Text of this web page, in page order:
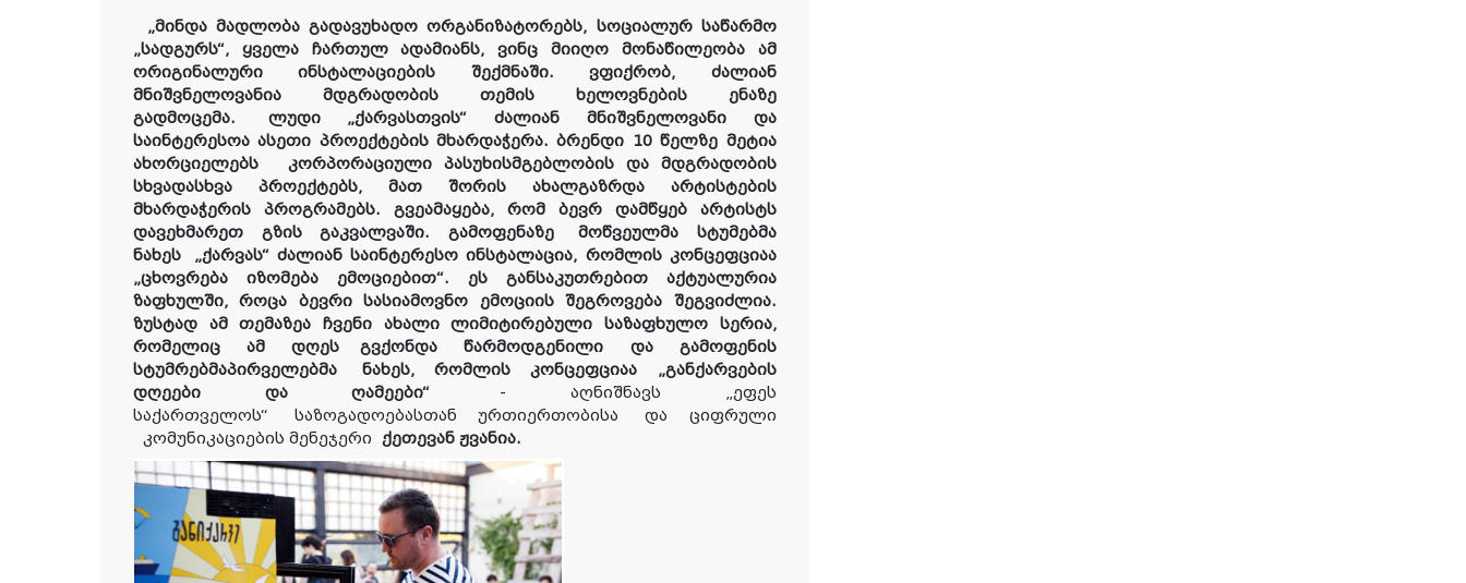
„მინდა მადლობა გადავუხადო ორგანიზატორებს, სოციალურ საწარმო
„სადგურს“, ყველა ჩართულ ადამიანს, ვინც მიიღო მონაწილეობა ამ
ორიგინალური ინსტალაციების შექმნაში. ვფიქრობ, ძალიან
მნიშვნელოვანია მდგრადობის თემის ხელოვნების ენაზე
გადმოცემა.
ლუდი „ქარვასთვის“ ძალიან მნიშვნელოვანი და
საინტერესოა ასეთი პროექტების მხარდაჭერა. ბრენდი 10 წელზე მეტია
ახორციელებს კორპორაციული პასუხისმგებლობის და მდგრადობის
სხვადასხვა პროექტებს, მათ შორის ახალგაზრდა არტისტების
მხარდაჭერის პროგრამებს. გვეამაყება, რომ ბევრ დამწყებ არტისტს
დავეხმარეთ გზის გაკვალვაში. გამოფენაზე მოწვეულმა სტუმებმა
ნახეს „ქარვას“ ძალიან საინტერესო ინსტალაცია, რომლის კონცეფციაა
„ცხოვრება იზომება ემოციებით“. ეს განსაკუთრებით აქტუალურია
ზაფხულში, როცა ბევრი სასიამოვნო ემოციის შეგროვება შეგვიძლია.
ზუსტად ამ თემაზეა ჩვენი ახალი ლიმიტირებული საზაფხულო სერია,
რომელიცამდღეს გვქონდაწარმოდგენილი და გამოფენის
სტუმრებმაპირველებმანახეს, რომლის კონცეფციაა „განქარვების
დღეები და ღამეები“ - აღნიშნავს „ეფეს
საქართველოს“საზოგადოებასთან ურთიერთობისა
და ციფრული
კომუნიკაციების მენეჯერი ქეთევან ჟვანია.